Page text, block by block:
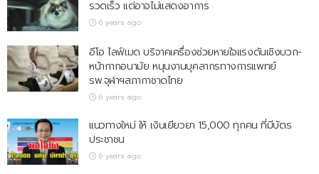
รวดเร็ว แต่อาจไม่แสดงอาการ
6 years ago
อีโอ ไลฟ์เมด บริจาคเครื่องช่วยหายใจแรงดันเชิงบวก-
หน้ากากอนามัย หนุนงานบุคลากรทางการแพทย์
รพ.จุฬาฯสภากาชาดไทย
6 years ago
แนวทางใหม่ ให้ เงินเยียวยา 15,000 ทุกคน ที่มีบัตร
ประชาชน
6 years ago